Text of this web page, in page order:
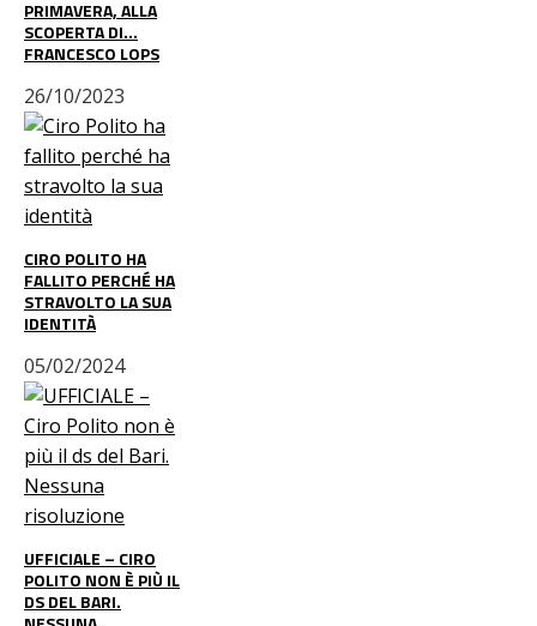
PRIMAVERA, ALLA
SCOPERTA DI…
FRANCESCO LOPS
26/10/2023
CIRO POLITO HA
FALLITO PERCHÉ HA
STRAVOLTO LA SUA
IDENTITÀ
05/02/2024
UFFICIALE – CIRO
POLITO NON È PIÙ IL
DS DEL BARI.